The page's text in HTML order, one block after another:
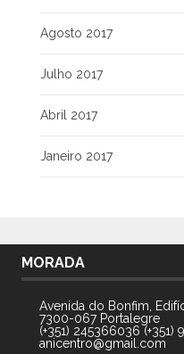
Agosto 2017
Julho 2017
Abril 2017
Janeiro 2017
MORADA
Avenida do Bonfim,
7300-067 Portalegre
(+351) 245366036 (+351)
anicentro@gmail.com